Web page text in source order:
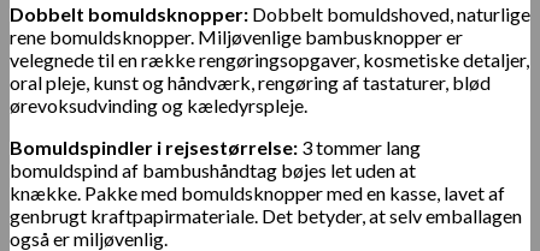
Dobbelt bomuldsknopper: Dobbelt bomuldshoved, naturlige
rene bomuldsknopper. Miljøvenlige bambusknopper er
velegnede til en række rengøringsopgaver, kosmetiske detaljer,
oral pleje, kunst og håndværk, rengøring af tastaturer, blød
ørevoksudvinding og kæledyrspleje.
Bomuldspindler i rejsestørrelse: 3 tommer lang
bomuldspind af bambushåndtag bøjes let uden at
knække. Pakke med bomuldsknopper med en kasse, lavet af
genbrugt kraftpapirmateriale. Det betyder, at selv emballagen
også er miljøvenlig.